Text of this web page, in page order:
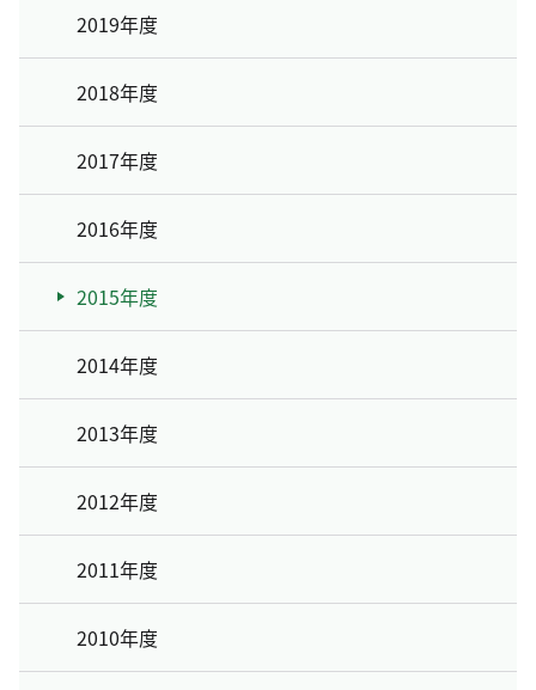
2019年度
2018年度
2017年度
2016年度
2015年度
2014年度
2013年度
2012年度
2011年度
2010年度